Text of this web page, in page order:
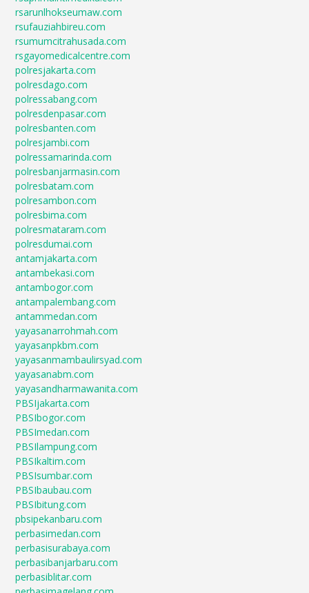
rsarunlhokseumaw.com
rsufauziahbireu.com
rsumumcitrahusada.com
rsgayomedicalcentre.com
polresjakarta.com
polresdago.com
polressabang.com
polresdenpasar.com
polresbanten.com
polresjambi.com
polressamarinda.com
polresbanjarmasin.com
polresbatam.com
polresambon.com
polresbima.com
polresmataram.com
polresdumai.com
antamjakarta.com
antambekasi.com
antambogor.com
antampalembang.com
antammedan.com
yayasanarrohmah.com
yayasanpkbm.com
yayasanmambaulirsyad.com
yayasanabm.com
yayasandharmawanita.com
PBSIjakarta.com
PBSIbogor.com
PBSImedan.com
PBSIlampung.com
PBSIkaltim.com
PBSIsumbar.com
PBSIbaubau.com
PBSIbitung.com
pbsipekanbaru.com
perbasimedan.com
perbasisurabaya.com
perbasibanjarbaru.com
perbasiblitar.com